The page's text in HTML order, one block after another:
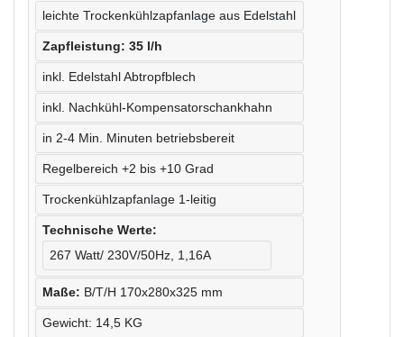
leichte Trockenkühlzapfanlage aus Edelstahl
Zapfleistung: 35 l/h
inkl. Edelstahl Abtropfblech
inkl. Nachkühl-Kompensatorschankhahn
in 2-4 Min. Minuten betriebsbereit
Regelbereich +2 bis +10 Grad
Trockenkühlzapfanlage 1-leitig
Technische Werte:
267 Watt/ 230V/50Hz, 1,16A
Maße: B/T/H 170x280x325 mm
Gewicht: 14,5 KG